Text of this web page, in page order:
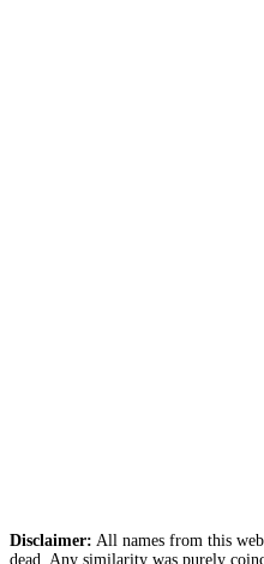
Disclaimer: All names from this
dead. Any similarity was purely